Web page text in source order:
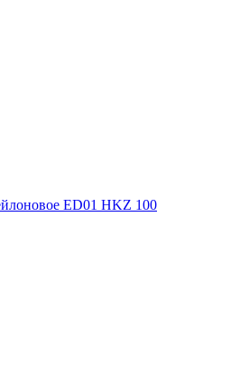
ED01 HKZ 100